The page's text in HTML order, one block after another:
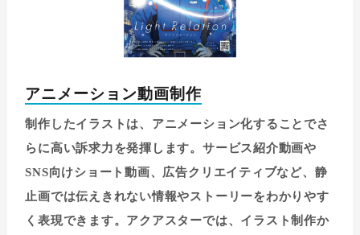
アニメーション動画制作
制作したイラストは、アニメーション化することでさ
らに高い訴求力を発揮します。サービス紹介動画や
SNS向けショート動画、広告クリエイティブなど、静
止画では伝えきれない情報やストーリーをわかりやす
く表現できます。アクアスターでは、イラスト制作か